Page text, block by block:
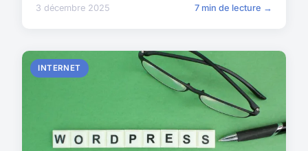
3 décembre 2025 7 min de lecture →
INTERNET